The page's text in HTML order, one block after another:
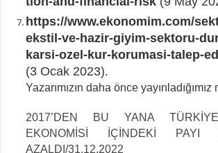
https://www.ekonomim.com/
ekstil-ve-hazir-giyim-sektoru-
karsi-ozel-kur-korumasi-talep-
(3 Ocak 2023).
Yazarımızın daha önce
2017’DEN BU YANA
EKONOMİSİ İÇİNDEKİ
AZALDI/31.12.2022